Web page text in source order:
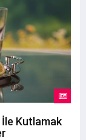
İle Kutlamak